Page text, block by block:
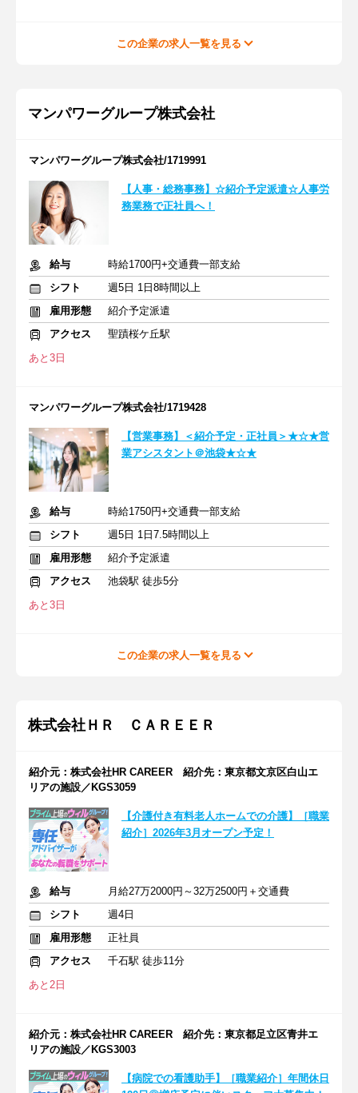
この企業の求人一覧を見る
マンパワーグループ株式会社
マンパワーグループ株式会社/1719991
【人事・総務事務】☆紹介予定派遣☆人事労
務業務で正社員へ！
給与
時給1700円+交通費一部支給
シフト
週5日 1日8時間以上
雇用形態
紹介予定派遣
アクセス
聖蹟桜ケ丘駅
あと3日
マンパワーグループ株式会社/1719428
【営業事務】＜紹介予定・正社員＞★☆★営
業アシスタント＠池袋★☆★
給与
時給1750円+交通費一部支給
シフト
週5日 1日7.5時間以上
雇用形態
紹介予定派遣
アクセス
池袋駅 徒歩5分
あと3日
この企業の求人一覧を見る
株式会社ＨＲ ＣＡＲＥＥＲ
紹介元：株式会社HR CAREER 紹介先：東京都文京区白山エ
リアの施設／KGS3059
【介護付き有料老人ホームでの介護】［職業
紹介］2026年3月オープン予定！
給与
月給27万2000円～32万2500円＋交通費
シフト
週4日
雇用形態
正社員
アクセス
千石駅 徒歩11分
あと2日
紹介元：株式会社HR CAREER 紹介先：東京都足立区青井エ
リアの施設／KGS3003
【病院での看護助手】［職業紹介］年間休日